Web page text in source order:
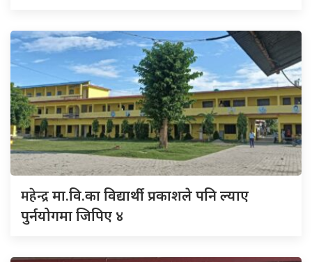
महेन्द्रमा.वि.का विद्यार्थी प्रकाशले पनि ल्याए
पुर्नयोगमा जिपिए ४